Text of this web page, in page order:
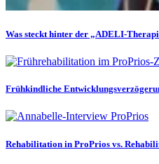
Was steckt hinter der „ADELI-
Frühkindliche
Rehabilitation in ProPrios vs.